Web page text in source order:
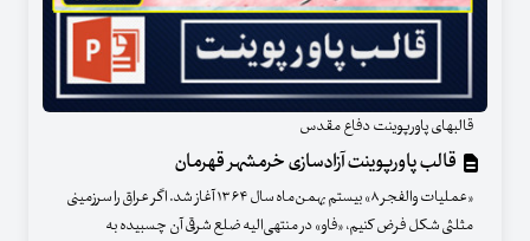
قالبهای پاورپوینت دفاع مقدس
قالب پاورپوینت آزادسازی خرمشهر قهرمان
«عملیات والفجر ۸» بیستم بهمن‌ماه سال ۱۳۶۴ آغاز شد. اگر عراق را سرزمینی
مثلثی شکل فرض کنیم، «فاو» در منتهی‌الیه ضلع شرقی آن چسبیده به